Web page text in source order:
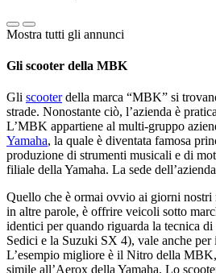
Mostra tutti gli annunci
Gli scooter della MBK
Gli scooterdella marca “MBK” si
strade. Nonostante ciò, l’azienda è
L’MBK appartiene al multi-gruppo
Yamaha, la quale è diventata famosa
produzione di strumenti musicali e di
filiale della Yamaha. La sede
Quello che è ormai ovvio ai giorni nostri
in altre parole, è offrire veicoli sotto
identici per quando riguarda la tecnica
Sedici e la Suzuki SX 4), vale anche per
L’esempio migliore è il Nitro della
simile all’Aerox della Yamaha. Lo